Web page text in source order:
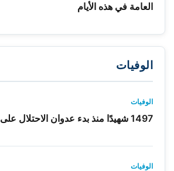
العامة في هذه الأيام
الوفيات
الوفيات
1497 شهيدًا منذ بدء عدوان الاحتلال على لبنان
الوفيات